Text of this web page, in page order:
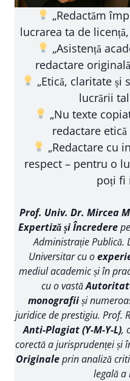
„Redactăm
lucrarea ta de
„Asistență
redactare
„Etică, claritate
lucrării
„Nu texte
redactare
„Redactare cu
respect – pentru o
poți fi
Prof. Univ. Dr. Mircea
Expertiză și Încredere
Administrație Publică.
Universitar cu o
mediul academic și în
cu o vastă
monografiiși
juridice de prestigiu. Prof.
Anti-Plagiat (Y-M-Y-L),
corectă a jurisprudenței și
Originaleprin analiză
legală a